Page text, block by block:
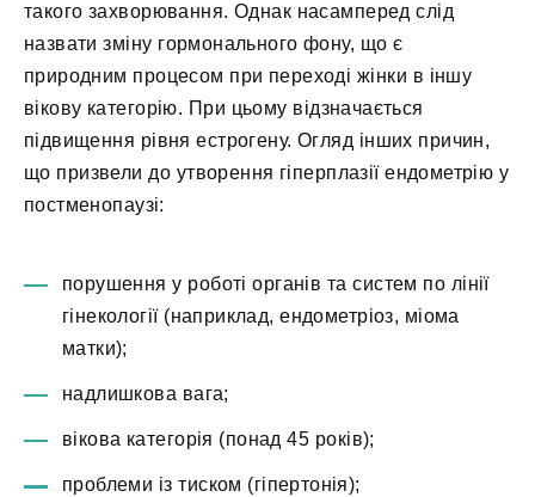
такого захворювання. Однак насамперед слід
назвати зміну гормонального фону, що є
природним процесом при переході жінки в іншу
вікову категорію. При цьому відзначається
підвищення рівня естрогену. Огляд інших причин,
що призвели до утворення гіперплазії ендометрію у
постменопаузі:
порушення у роботі органів та систем по лінії
гінекології (наприклад, ендометріоз, міома
матки);
надлишкова вага;
вікова категорія (понад 45 років);
проблеми із тиском (гіпертонія);